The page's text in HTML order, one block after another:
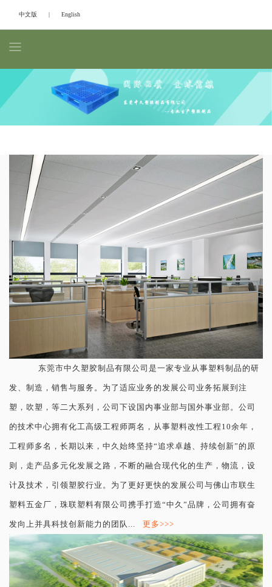
中文版 | English
东莞市中久塑胶制品有限公司是一家专业从事塑料制品的研
发、制造，销售与服务。为了适应业务的发展公司业务拓展到注
塑，吹塑，等二大系列，公司下设国内事业部与国外事业部。公司
的技术中心拥有化工高级工程师两名，从事塑料改性工程10余年，
工程师多名，长期以来，中久始终坚持“追求卓越、持续创新”的原
则，走产品多元化发展之路，不断的融合现代化的生产，物流，设
计及技术，引领塑胶行业。为了更好更快的发展公司与佛山市联生
塑料五金厂，珠联塑料有限公司携手打造“中久”品牌，公司拥有奋
发向上并具科技创新能力的团队... 更多>>>